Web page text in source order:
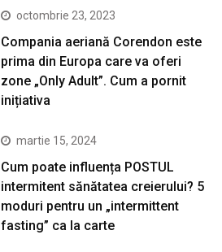
octombrie 23, 2023
Compania aeriană Corendon este
prima din Europa care va oferi
zone „Only Adult”. Cum a pornit
inițiativa
martie 15, 2024
Cum poate influența POSTUL
intermitent sănătatea creierului? 5
moduri pentru un „intermittent
fasting” ca la carte